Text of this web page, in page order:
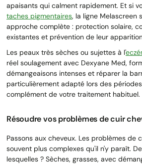
apaisants qui calment rapidement. Et si
taches pigmentaires, la ligne Melascreen
approche complète : protection solaire,
existantes et prévention de leur
Les peaux très sèches ou sujettes à l'
réel soulagement avec Dexyane Med,
démangeaisons intenses et réparer la
particulièrement adapté lors des
complément de votre traitement habituel.
Résoudre vos problèmes de cuir
Passons aux cheveux. Les problèmes de
souvent plus complexes qu'il n'y paraît.
lesquelles ? Sèches, grasses, avec